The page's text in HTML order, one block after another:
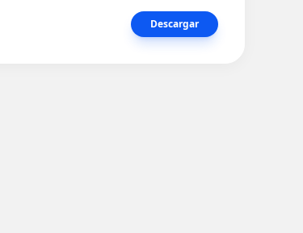
Descargar